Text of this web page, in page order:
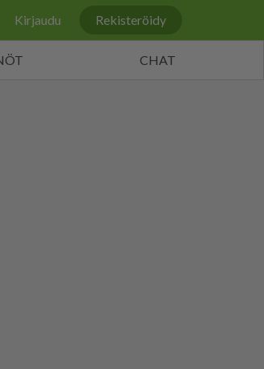
Kirjaudu Rekisteröidy
CHAT